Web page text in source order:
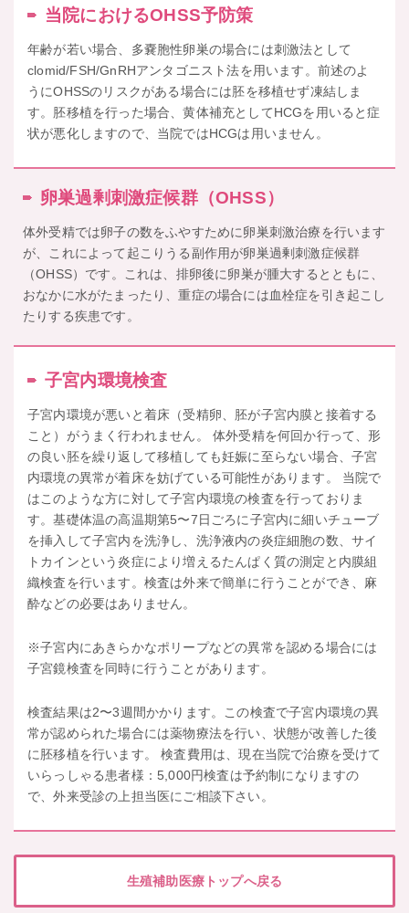
当院におけるOHSS予防策
年齢が若い場合、多嚢胞性卵巣の場合には刺激法として
clomid/FSH/GnRHアンタゴニスト法を用います。前述のよ
うにOHSSのリスクがある場合には胚を移植せず凍結しま
す。胚移植を行った場合、黄体補充としてHCGを用いると症
状が悪化しますので、当院ではHCGは用いません。
卵巣過剰刺激症候群（OHSS）
体外受精では卵子の数をふやすために卵巣刺激治療を行います
が、これによって起こりうる副作用が卵巣過剰刺激症候群
（OHSS）です。これは、排卵後に卵巣が腫大するとともに、
おなかに水がたまったり、重症の場合には血栓症を引き起こし
たりする疾患です。
子宮内環境検査
子宮内環境が悪いと着床（受精卵、胚が子宮内膜と接着する
こと）がうまく行われません。 体外受精を何回か行って、形
の良い胚を繰り返して移植しても妊娠に至らない場合、子宮
内環境の異常が着床を妨げている可能性があります。 当院で
はこのような方に対して子宮内環境の検査を行っておりま
す。基礎体温の高温期第5〜7日ごろに子宮内に細いチューブ
を挿入して子宮内を洗浄し、洗浄液内の炎症細胞の数、サイ
トカインという炎症により増えるたんぱく質の測定と内膜組
織検査を行います。検査は外来で簡単に行うことができ、麻
酔などの必要はありません。
※子宮内にあきらかなポリープなどの異常を認める場合には
子宮鏡検査を同時に行うことがあります。
検査結果は2〜3週間かかります。この検査で子宮内環境の異
常が認められた場合には薬物療法を行い、状態が改善した後
に胚移植を行います。 検査費用は、現在当院で治療を受けて
いらっしゃる患者様：5,000円検査は予約制になりますの
で、外来受診の上担当医にご相談下さい。
生殖補助医療トップへ戻る